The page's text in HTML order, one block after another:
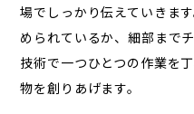
場でしっかり伝えていきま
められているか、細部まで
技術で一つひとつの作業を
物を創りあげます。